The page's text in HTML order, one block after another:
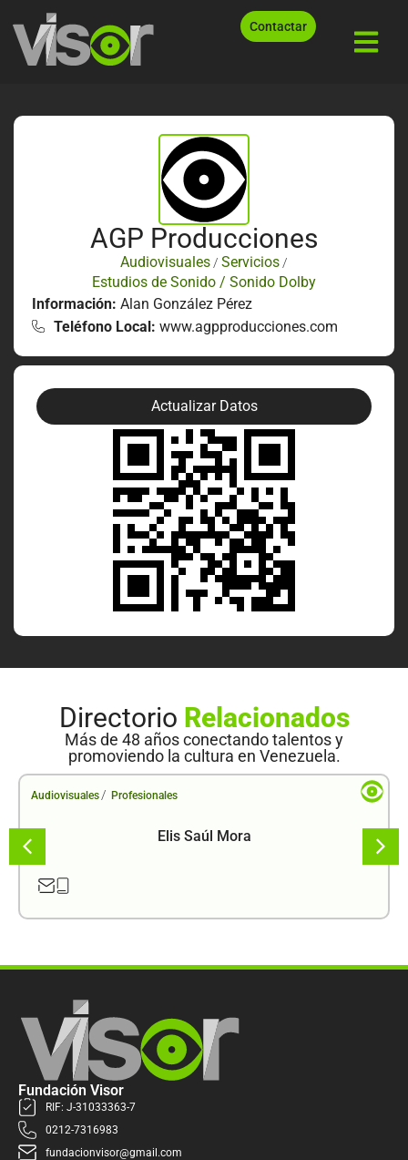
Contactar
AGP Producciones
Audiovisuales / Servicios /
Estudios de Sonido / Sonido Dolby
Información: Alan González Pérez
Teléfono Local: www.agpproducciones.com
Actualizar Datos
Directorio Relacionados
Más de 48 años conectando talentos y
promoviendo la cultura en Venezuela.
Audiovisuales / Profesionales
Elis Saúl Mora
Fundación Visor
RIF: J-31033363-7
0212-7316983
fundacionvisor@gmail.com